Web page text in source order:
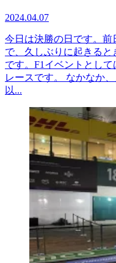
2024.04.07
今日は決勝の日です。
で、久しぶりに起きると
です。F1イベントとし
レースです。 なかなか
以...